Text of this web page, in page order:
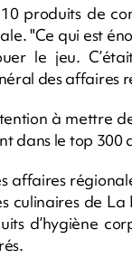
produits de
"Ce qui est
le jeu.
des affaires
à mettre
dans le top
affaires
culinaires de La
d’hygiène